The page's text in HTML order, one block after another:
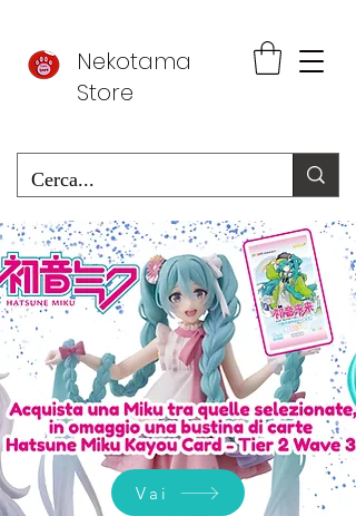
Nekotama
Store
Vai